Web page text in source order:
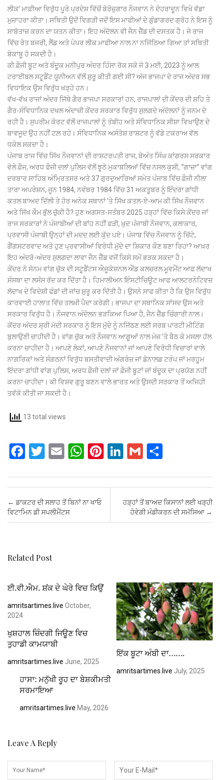
ਲੀਕ’ ਮਾਫ਼ੀਆ ਵਿਰੁੱਧ ਪੂਰੇ ਪ੍ਰਦੇਸ਼ ਵਿੱਚੋਂ ਬੇਰੋਜ਼ੁਗਾਰ ਨੌਜਵਾਨ ਨੇ ਦੇਹਰਾਦੂਨ ਵਿਖੇ ਵੱਡਾ
ਮੁਜ਼ਾਹਰਾ ਕੀਤਾ। ਸਥਿਤੀ ਉਦੋਂ ਵਿਗੜੀ ਜਦੋਂ ਇਸ ਮਾਫੀਆਂ ਦੇ ਗੁੰਡਾਗਰਦ ਗ੍ਰੋਹ ਨੇ ਇਸ ਨੂੰ
ਸਾਬੋਤਾਜ਼ ਕਰਨ ਦਾ ਯਤਨ ਕੀਤਾ। ਇਹ ਅੰਦੋਲਨ ਵੀ ਜੈਨ ਜ਼ੈੱਡ ਦੀ ਦਸਤਕ ਹੈ। ਜੇ ਰਾਜ
ਵਿੱਚ ਰੇਤ ਬਜਰੀ, ਲੈਂਡ ਅਤੇ ਪੇਪਰ ਲੀਕ ਮਾਫੀਆ ਨਾਲ ਨਾ ਨਜਿੱਠਿਆ ਗਿਆ ਤਾਂ ਸਥਿਤੀ
ਬੇਕਾਬੂ ਹੋ ਸਕਦੀ ਹੈ।
ਕੀ ਫ਼ੌਜੀ ਬੂਟ ਅਤੇ ਬੰਦੂਕ ਮਨੀਪੁਰ ਅੰਦਰ ਹਿੰਸਾ ਰੋਕ ਸਕੇ ਜੋ 3 ਮਈ, 2023 ਨੂੰ ਆਲ
ਟਰਾਈਬਲ ਸਟੂਡੈਂਟ ਯੂਨੀਅਨ ਵੱਲੋਂ ਸ਼ੁਰੂ ਕੀਤੀ ਗਈ ਸੀ? ਅੱਜ ਭਾਜਪਾ ਦੇ ਰਾਜ ਅੰਦਰ ਸਭ
ਵਿਧਾਇਕ ਉਸ ਵਿਰੁੱਧ ਖੜ੍ਹੇ ਹਨ।
ਵੱਖ-ਵੱਖ ਰਾਜਾਂ ਅੰਦਰ ਜਿੱਥੇ ਗੈਰ ਭਾਜਪਾ ਸਰਕਾਰਾਂ ਹਨ, ਰਾਜਪਾਲਾਂ ਦੀ ਕੇਂਦਰ ਦੀ ਸ਼ਹਿ ਤੇ
ਗੈਰ-ਸੰਵਿਧਾਨਿਕ ਦਖਲ ਅੰਦਾਜ਼ੀ ਕੇਂਦਰ ਸਰਕਾਰ ਵਿਰੁੱਧ ਸੁਲਗਦੇ ਅੰਦੋਲਨਾਂ ਨੂੰ ਜਨਮ ਦੇ
ਰਹੀ ਹੈ। ਸੁਪਰੀਮ ਕੋਰਟ ਵੱਲੋਂ ਰਾਜਪਾਲਾਂ ਨੂੰ ਤੰਬੀਹ ਅਤੇ ਸੰਵਿਧਾਨਿਕ ਸੀਸ਼ਾ ਵਿਖਾਉਣ ਦੇ
ਬਾਵਜੂਦ ਉਹ ਨਹੀਂ ਟਲ਼ ਰਹੇ। ਸੰਵਿਧਾਨਿਕ ਅਸੰਤੋਸ਼ ਰਾਸ਼ਟਰ ਨੂੰ ਵੱਡੇ ਟਕਰਾਅ ਵੱਲ
ਧਕੇਲ ਸਕਦਾ ਹੈ।
ਪੰਜਾਬ ਰਾਜ ਵਿੱਚ ਸਿੱਖ ਨੌਜਵਾਨਾਂ ਦੀ ਰਾਸ਼ਟਰਪਤੀ ਰਾਜ, ਬੇਅੰਤ ਸਿੰਘ ਕਾਂਗਰਸ ਸਰਕਾਰ
ਵੇਲੇ ਫ਼ੌਜ, ਅਰਧ ਫੌਜੀ ਦਲਾਂ ਪੁਲਿਸ ਵੱਲੋਂ ਝੂਠੇ ਮੁਕਾਬਲਿਆਂ ਵਿੱਚ ਨਸਲ ਕੁਸ਼ੀ, “ਗਾਜ਼ਾ” ਵਾਂਗ
ਦਰਬਾਰ ਸਾਹਿਬ ਅੰਮ੍ਰਿਤਸਰ ਅਤੇ 37 ਗੁਰਦੁਆਰਿਆਂ ਸਮੇਤ ਪੰਜਾਬ ਵਿੱਚ ਫ਼ੌਜੀ ਨੀਲਾ
ਤਾਰਾ ਅਪਰੇਸ਼ਨ, ਜੂਨ 1984, ਨਵੰਬਰ 1984 ਵਿੱਚ 31 ਅਕਤੂਬਰ ਨੂੰ ਇੰਦਰਾ ਗਾਂਧੀ
ਕਤਲ ਬਾਅਦ ਦਿੱਲੀ ਤੇ ਹੋਰ ਅਨੇਕ ਸਥਾਨਾਂ ’ਤੇ ਸਿੱਖ ਕਤਲ-ਏ-ਆਮ ਕੀ ਸਿੱਖ ਨੌਜਵਾਨ
ਅਤੇ ਸਿੱਖ ਕੌਮ ਭੁੱਲ ਚੁੱਕੀ ਹੈ? ਹੁਣ ਅਗਸਤ-ਸਤੰਬਰ 2025 ਹੜ੍ਹਾਂ ਵਿੱਚ ਕਿਸੇ ਕੇਂਦਰ ਜਾਂ
ਰਾਜ ਸਰਕਾਰਾਂ ਨੇ ਪੰਜਾਬੀਆਂ ਦੀ ਬਾਂਹ ਨਹੀਂ ਫੜੀ, ਖ਼ੁਦ ਪੰਜਾਬੀ ਨੌਜਵਾਨ, ਕਲਾਕਾਰ,
ਪ੍ਰਵਾਸੀ ਪੰਜਾਬੀ ਉਨ੍ਹਾਂ ਦੀ ਮਦਦ ਲਈ ਕੁੱਦ ਪਏ। ਪੰਜਾਬ ਵਿੱਚ ਨੌਜਵਾਨ ਨੂੰ ਚਿੱਟੇ,
ਗੈਂਗਸਟਰਵਾਦ ਅਤੇ ਹੁਣ ਪ੍ਰਵਾਸੀਆਂ ਵਿਰੋਧੀ ਮੁੱਦੇ ਦਾ ਸ਼ਿਕਾਰ ਕੌਣ ਬਣਾ ਰਿਹਾ? ਆਖ਼ਰ
ਇਹ ਅੰਦਰੋ-ਅੰਦਰ ਸੁਲਗਦਾ ਲਾਵਾ ਜੈਨ ਜ਼ੈੱਡ ਵਜੋਂ ਕਿਸੇ ਸਮੇਂ ਭੜਕ ਸਕਦਾ ਹੈ।
ਕੇਂਦਰ ਨੇ ਸੋਨਮ ਵਾਂਗ ਚੁੱਕ ਦੀ ਸਟੂਡੈਂਟਸ ਐਜੂਕੇਸ਼ਨਲ ਐਂਡ ਕਲਚਰਲ ਮੂਵਮੈਂਟ ਆਫ਼ ਲੱਦਾਖ
ਸੰਸਥਾ ਦਾ ਲਸੰਸ ਰੱਦ ਕਰ ਦਿੱਤਾ ਹੈ। ਹਿਮਾਲੀਅਨ ਇੰਸਟੀਚਿਊਟ ਆਫ ਆਲਟਰਨੇਟਿਵਜ਼
ਲੱਦਾਖ ਦੇ ਵਿਦੇਸ਼ੀ ਫੰਡਾਂ ਦੀ ਜਾਂਚ ਸ਼ੁਰੂ ਕਰ ਦਿੱਤੀ ਹੈ। ਉਸਨੇ ਸਾਫ ਕੀਤਾ ਹੈ ਕਿ ਉਸ ਵਿਰੁੱਧ
ਕਾਰਵਾਈ ਹਾਲਾਤ ਵਿੱਚ ਤਲਖ਼ੀ ਪੈਦਾ ਕਰੇਗੀ। ਭਾਜਪਾ ਦਾ ਸਥਾਨਿਕ ਸਾਂਸਦ ਉਸ ਅਤੇ
ਸਰਕਾਰ ਵਿਰੁੱਧ ਹੈ। ਨੌਜਵਾਨ ਅੰਦੋਲਨ ਭੜਕਿਆ ਪਿਆ ਹੈ, ਜੈਨ ਜ਼ੈੱਡ ਚਿੰਗਾਰੀ ਨਾਲ।
ਕੇਂਦਰ ਅੰਦਰ ਸ਼੍ਰੀ ਮੋਦੀ ਸਰਕਾਰ ਨੂੰ ਇਸ ਮੁੱਦੇ ਨੂੰ ਨਜਿੱਠਣ ਲਈ ਸਰਬ ਪਾਰਟੀ ਮੀਟਿੰਗ
ਬੁਲਾਉਣੀ ਚਾਹੀਦੀ ਹੈ। ਵਾਂਗ ਚੁੱਕ ਅਤੇ ਨੌਜਵਾਨ ਆਗੂਆਂ ਨਾਲ ਮੇਜ਼ ’ਤੇ ਬੈਠ ਕੇ ਮਸਲਾ ਹੱਲ
ਕਰਨਾ ਚਾਹੀਦਾ ਹੈ। ਆਪਣੇ ਲੋਕਾਂ, ਆਪਣੇ ਨੌਜਵਾਨਾਂ ਜਾਂ ਆਪਣੇ ਵਿਰੋਧੀ ਵਿਚਾਰਾਂ ਵਾਲੇ
ਨਾਗਰਿਕਾਂ ਅਤੇ ਸੰਗਠਨਾਂ ਵਿਰੁੱਧ ਬਸਤੀਵਾਦੀ ਅੰਗਰੇਜ਼ ਜਾਂ ਡੋਨਾਲਡ ਟਰੰਪ ਜਾਂ ਮਰਹੂਮ
ਇੰਦਰਾ ਗਾਂਧੀ ਵਾਂਗ ਪੁਲਿਸ, ਅਰਧ ਫ਼ੌਜੀ ਦਲਾਂ ਜਾਂ ਫ਼ੌਜੀ ਬੂਟਾਂ ਜਾਂ ਬੰਦੂਕ ਦਾ ਪ੍ਰਯੋਗ ਨਹੀਂ
ਕਰਨਾ ਚਾਹੀਦਾ। ਕੀ ਵਿਸ਼ਵ ਗੁਰੂ ਬਣਨ ਵਾਲੇ ਭਾਰਤ ਅਤੇ ਉਸਦੀ ਸਰਕਾਰ ਤੋਂ ਅਜਿਹੀ
ਤਵੱਕੋ ਕੀਤੀ ਜਾ ਸਕਦੀ ਹੈ।
13 total views
F
ce
b
o
T
tt
er
E
ail
W
at
s
Pi
er
Li
ke
dI
n
G
ail ar
e
Post navigation
← ਡਾਕਟਰ ਦੀ ਸਲਾਹ ਤੋਂ ਬਿਨਾਂ ਨਾ ਖਾਓ
ਵਿਟਾਮਿਨ ਡੀ ਸਪਲੀਮੈਂਟਸ
ਹੜ੍ਹਾਂ ਤੋਂ ਬਾਅਦ ਕਿਸਾਨਾਂ ਲਈ ਖੜ੍ਹੀ
ਹੋਵੇਗੀ ਮੰਡੀਕਰਨ ਦੀ ਸਮੱਸਿਆ →
Related Post
ਈ.ਵੀ.ਐਮ. ਸ਼ਂਕ ਦੇ ਘੇਰੇ ਵਿਚ ਕਿਉਂ
amritsartimes.live October,
2024
ਇੱਕ ਬੂਟਾ ਅੰਬੀ ਦਾ…….
amritsartimes.live July, 2025
ਖੁਸ਼ਹਾਲ ਜ਼ਿੰਦਗੀ ਜਿਊਣ ਵਿਚ
ਤੁਹਾਡੀ ਕਾਮਯਾਬੀ
amritsartimes.live June, 2025
ਹਾਸਾ: ਮਨੁੱਖੀ ਰੂਹ ਦਾ ਬੇਸ਼ਕੀਮਤੀ
ਸਰਮਾਇਆ
amritsartimes.live May, 2026
Leave A Reply